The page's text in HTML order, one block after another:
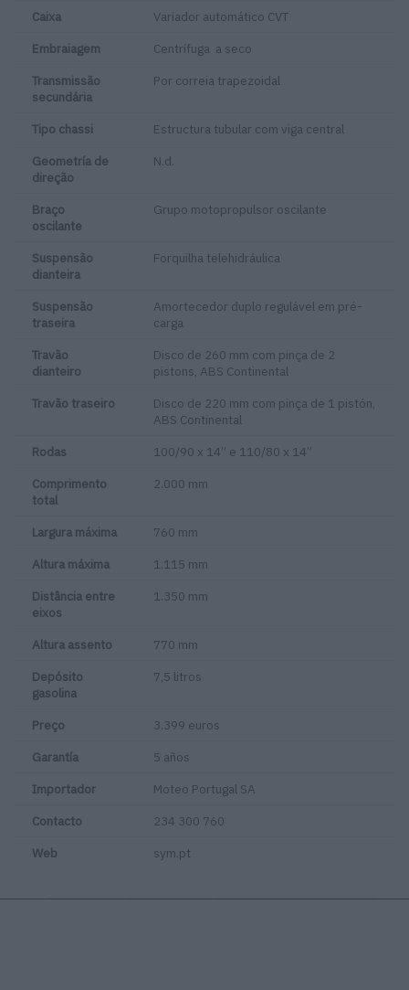
Caixa
Variador automático CVT
Embraiagem
Centrífuga a seco
Transmissão
secundária
Por correia trapezoidal
Tipo chassi
Estructura tubular com viga central
Geometría de
direção
N.d.
Braço
oscilante
Grupo motopropulsor oscilante
Suspensão
dianteira
Forquilha telehidráulica
Suspensão
traseira
Amortecedor duplo regulável em pré-
carga
Travão
dianteiro
Disco de 260 mm com pinça de 2
pistons, ABS Continental
Travão traseiro
Disco de 220 mm com pinça de 1 pistón,
ABS Continental
Rodas
100/90 x 14” e 110/80 x 14”
Comprimento
total
2.000 mm
Largura máxima
760 mm
Altura máxima
1.115 mm
Distância entre
eixos
1.350 mm
Altura assento
770 mm
Depósito
gasolina
7,5 litros
Preço
3.399 euros
Garantía
5 años
Importador
Moteo Portugal SA
Contacto
234 300 760
Web
sym.pt